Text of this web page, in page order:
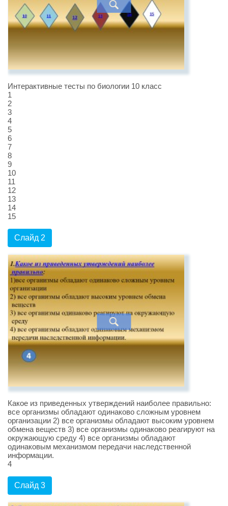
Интерактивные тесты по биологии 10 класс
1
2
3
4
5
6
7
8
9
10
11
12
13
14
15
Слайд 2
Какое из приведенных утверждений наиболее правильно:
все организмы обладают одинаково сложным уровнем
организации 2) все организмы обладают высоким уровнем
обмена веществ 3) все организмы одинаково реагируют на
окружающую среду 4) все организмы обладают
одинаковым механизмом передачи наследственной
информации.
4
Слайд 3